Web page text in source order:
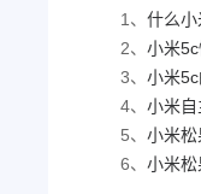
1、 什么小
2、 小米
3、 小米
4、 小米自
5、 小米
6、 小米